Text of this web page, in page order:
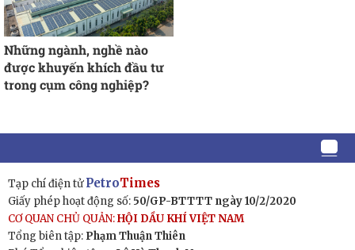
Những ngành, nghề nào
được khuyến khích đầu tư
trong cụm công nghiệp?
Tạp chí điện tửPetroTimes
Giấy phép hoạt động số: 50/GP-BTTTT ngày 10/2/2020
CƠ QUAN CHỦ QUẢN:HỘI DẦU KHÍ VIỆT NAM
Tổng biên tập: Phạm Thuận Thiên